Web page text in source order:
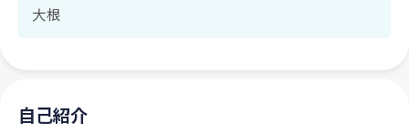
大根
自己紹介